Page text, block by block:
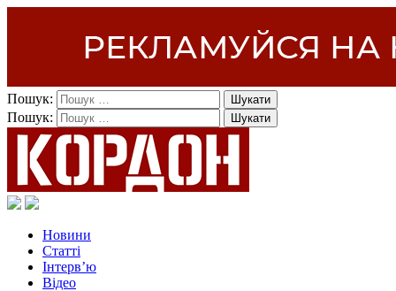
Пошук:
Пошук:
Новини
Статті
Інтерв’ю
Відео